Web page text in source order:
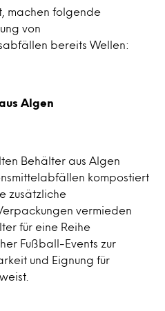
machen folgende
von
bereits Wellen:
Algen
Behälter aus Algen
kompostiert
zusätzliche
vermieden
für eine Reihe
Fußball-Events zur
und Eignung für